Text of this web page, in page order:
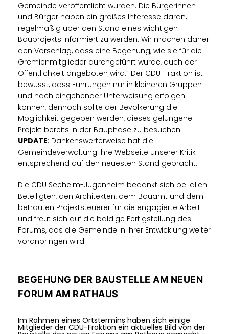
Gemeinde veröffentlicht wurden. Die Bürgerinnen
und Bürger haben ein großes Interesse daran,
regelmäßig über den Stand eines wichtigen
Bauprojekts informiert zu werden. Wir machen daher
den Vorschlag, dass eine Begehung, wie sie für die
Gremienmitglieder durchgeführt wurde, auch der
Öffentlichkeit angeboten wird.“ Der CDU-Fraktion ist
bewusst, dass Führungen nur in kleineren Gruppen
und nach eingehender Unterweisung erfolgen
können, dennoch sollte der Bevölkerung die
Möglichkeit gegeben werden, dieses gelungene
Projekt bereits in der Bauphase zu besuchen.
UPDATE: Dankenswerterweise hat die
Gemeindeverwaltung ihre Webseite unserer Kritik
entsprechend auf den neuesten Stand gebracht.
Die CDU Seeheim-Jugenheim bedankt sich bei allen
Beteiligten, den Architekten, dem Bauamt und dem
betrauten Projektsteuerer für die engagierte Arbeit
und freut sich auf die baldige Fertigstellung des
Forums, das die Gemeinde in ihrer Entwicklung weiter
voranbringen wird.
BEGEHUNG DER BAUSTELLE AM NEUEN
FORUM AM RATHAUS
Im Rahmen eines Ortstermins haben sich einige
Mitglieder der CDU-Fraktion ein aktuelles Bild von der